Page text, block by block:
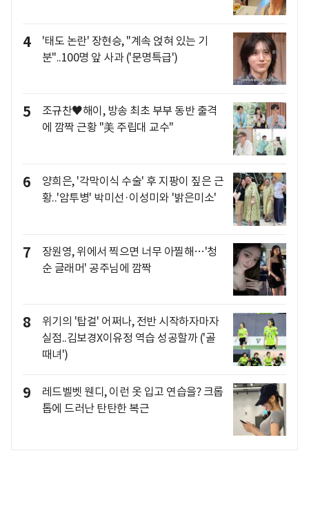
4
'태도 논란' 장현승, "계속 얹혀 있는 기
분"..100명 앞 사과 ('문명특급')
5
조규찬♥해이, 방송 최초 부부 동반 출격
에 깜짝 근황 "美 주립대 교수"
6
양희은, '각막이식 수술' 후 지팡이 짚은 근
황..'암투병' 박미선·이성미와 '밝은미소'
7
장원영, 위에서 찍으면 너무 아찔해…'청
순 글래머' 공주님에 깜짝
8
위기의 '탑걸' 어쩌나, 전반 시작하자마자
실점..김보경X이유정 역습 성공할까 ('골
때녀')
9
레드벨벳 웬디, 이런 옷 입고 연습을? 크롭
톱에 드러난 탄탄한 복근